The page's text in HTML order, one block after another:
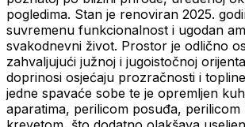
pogledima. Stan je renoviran 2025.
suvremenu funkcionalnost i ugodan
svakodnevni život. Prostor je odlično
zahvaljujući južnoj i jugoistočnoj
doprinosi osjećaju prozračnosti i
jedne spavaće sobe te je opremljen
aparatima, perilicom posuđa,